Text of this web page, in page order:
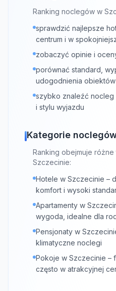
Ranking noclegów w
sprawdzić najlepsze
centrum i w
zobaczyć opinie i
porównać standard,
udogodnienia obiektów
szybko znaleźć
i stylu wyjazdu
Kategorie
Ranking obejmuje
Szczecinie:
Hotele w Szczecinie –
komfort i wysoki
Apartamenty w
wygoda, idealne dla
Pensjonaty w
klimatyczne noclegi
Pokoje w Szczecinie –
często w atrakcyjnej